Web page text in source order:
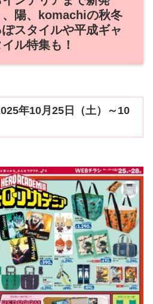
陽、komachiの秋冬
スタイルや平成ギャ
ル特集も！
年10月25日（土）～10